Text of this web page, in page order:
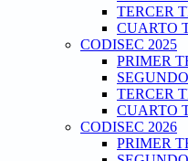
TERCER
CUARTO
CODISEC 2025
PRIMER
TERCER
CUARTO
CODISEC 2026
PRIMER